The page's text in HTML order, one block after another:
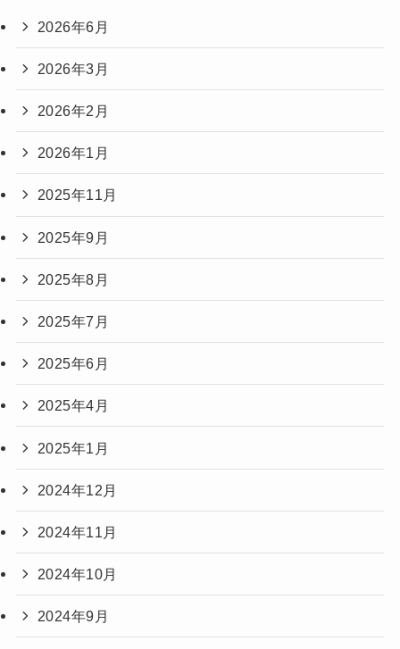
2026年6月
2026年3月
2026年2月
2026年1月
2025年11月
2025年9月
2025年8月
2025年7月
2025年6月
2025年4月
2025年1月
2024年12月
2024年11月
2024年10月
2024年9月